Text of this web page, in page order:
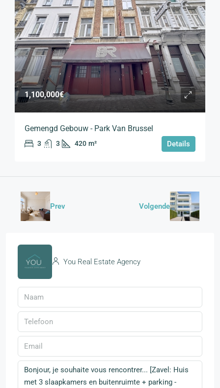
1,100,000€
Gemengd Gebouw - Park Van Brussel
3 3 420 m² Details
Prev Volgende
You Real Estate Agency